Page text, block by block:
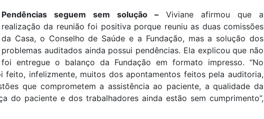
Pendências seguem sem solução – Viviane afirmou que a
realização da reunião foi positiva porque reuniu as duas comissões
da Casa, o Conselho de Saúde e a Fundação, mas a solução dos
problemas auditados ainda possui pendências. Ela explicou que não
foi entregue o balanço da Fundação em formato impresso. “No
feito, infelizmente, muitos dos apontamentos feitos pela auditoria,
que comprometem a assistência ao paciente, a qualidade da
do paciente e dos trabalhadores ainda estão sem cumprimento”,